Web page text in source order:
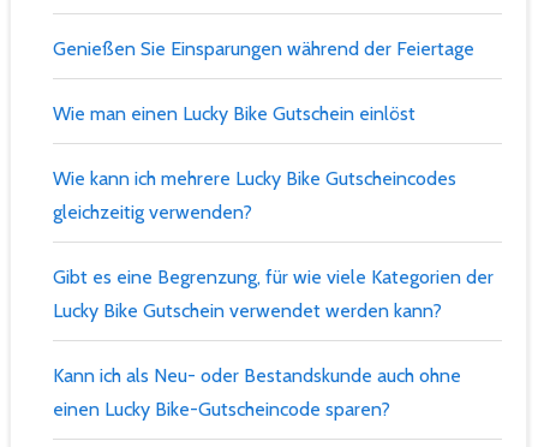
Genießen Sie Einsparungen während der Feiertage
Wie man einen Lucky Bike Gutschein einlöst
Wie kann ich mehrere Lucky Bike Gutscheincodes
gleichzeitig verwenden?
Gibt es eine Begrenzung, für wie viele Kategorien der
Lucky Bike Gutschein verwendet werden kann?
Kann ich als Neu- oder Bestandskunde auch ohne
einen Lucky Bike-Gutscheincode sparen?